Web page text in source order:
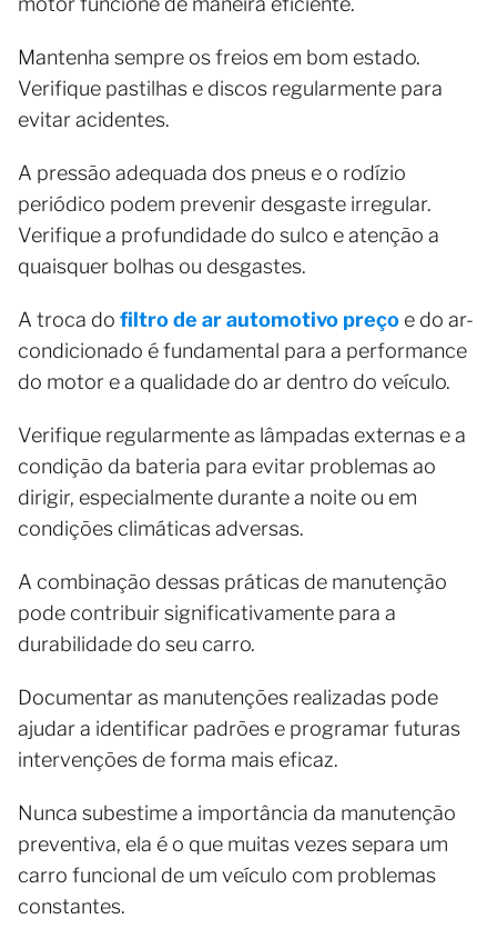
Mantenha sempre os freios em bom estado.
Verifique pastilhas e discos regularmente para
evitar acidentes.
A pressão adequada dos pneus e o rodízio
periódico podem prevenir desgaste irregular.
Verifique a profundidade do sulco e atenção a
quaisquer bolhas ou desgastes.
A troca do filtro de ar automotivo preço e do ar-
condicionado é fundamental para a performance
do motor e a qualidade do ar dentro do veículo.
Verifique regularmente as lâmpadas externas e a
condição da bateria para evitar problemas ao
dirigir, especialmente durante a noite ou em
condições climáticas adversas.
A combinação dessas práticas de manutenção
pode contribuir significativamente para a
durabilidade do seu carro.
Documentar as manutenções realizadas pode
ajudar a identificar padrões e programar futuras
intervenções de forma mais eficaz.
Nunca subestime a importância da manutenção
preventiva, ela é o que muitas vezes separa um
carro funcional de um veículo com problemas
constantes.